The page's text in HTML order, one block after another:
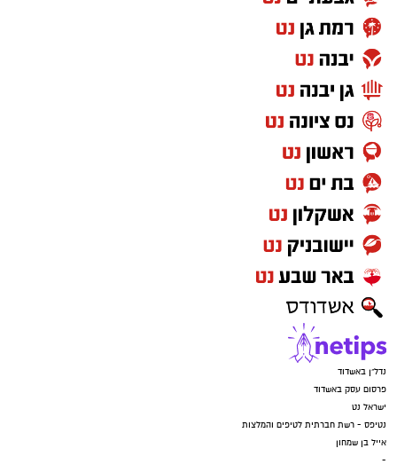
נדל"ן באשדוד
פרסום עסק באשדוד
ישראל נט
נטיפס - רשת חברתית לטיפים והמלצות
אייל בן שמחון
-